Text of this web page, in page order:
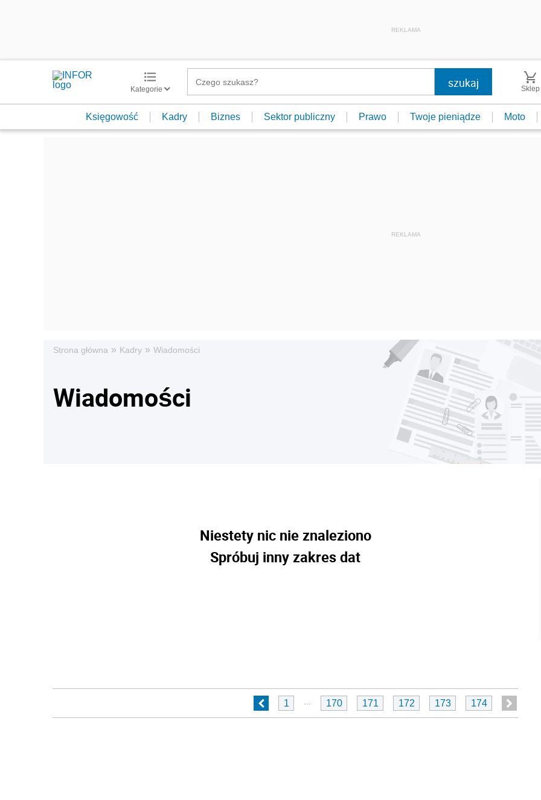
REKLAMA
Kategorie Sklep
Księgowość Kadry Biznes Sektor publiczny Prawo Twoje pieniądze Moto
Strona główna » Kadry » Wiadomości
Wiadomości
Niestety nic nie znaleziono
Spróbuj inny zakres dat
1 ... 170 171 172 173 174